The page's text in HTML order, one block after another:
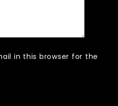
in this browser for the